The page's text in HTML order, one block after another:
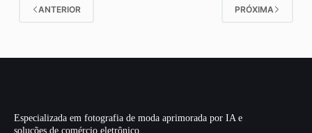
ANTERIOR PRÓXIMA
Especializada em fotografia de moda aprimorada por IA e
soluções de comércio eletrônico.